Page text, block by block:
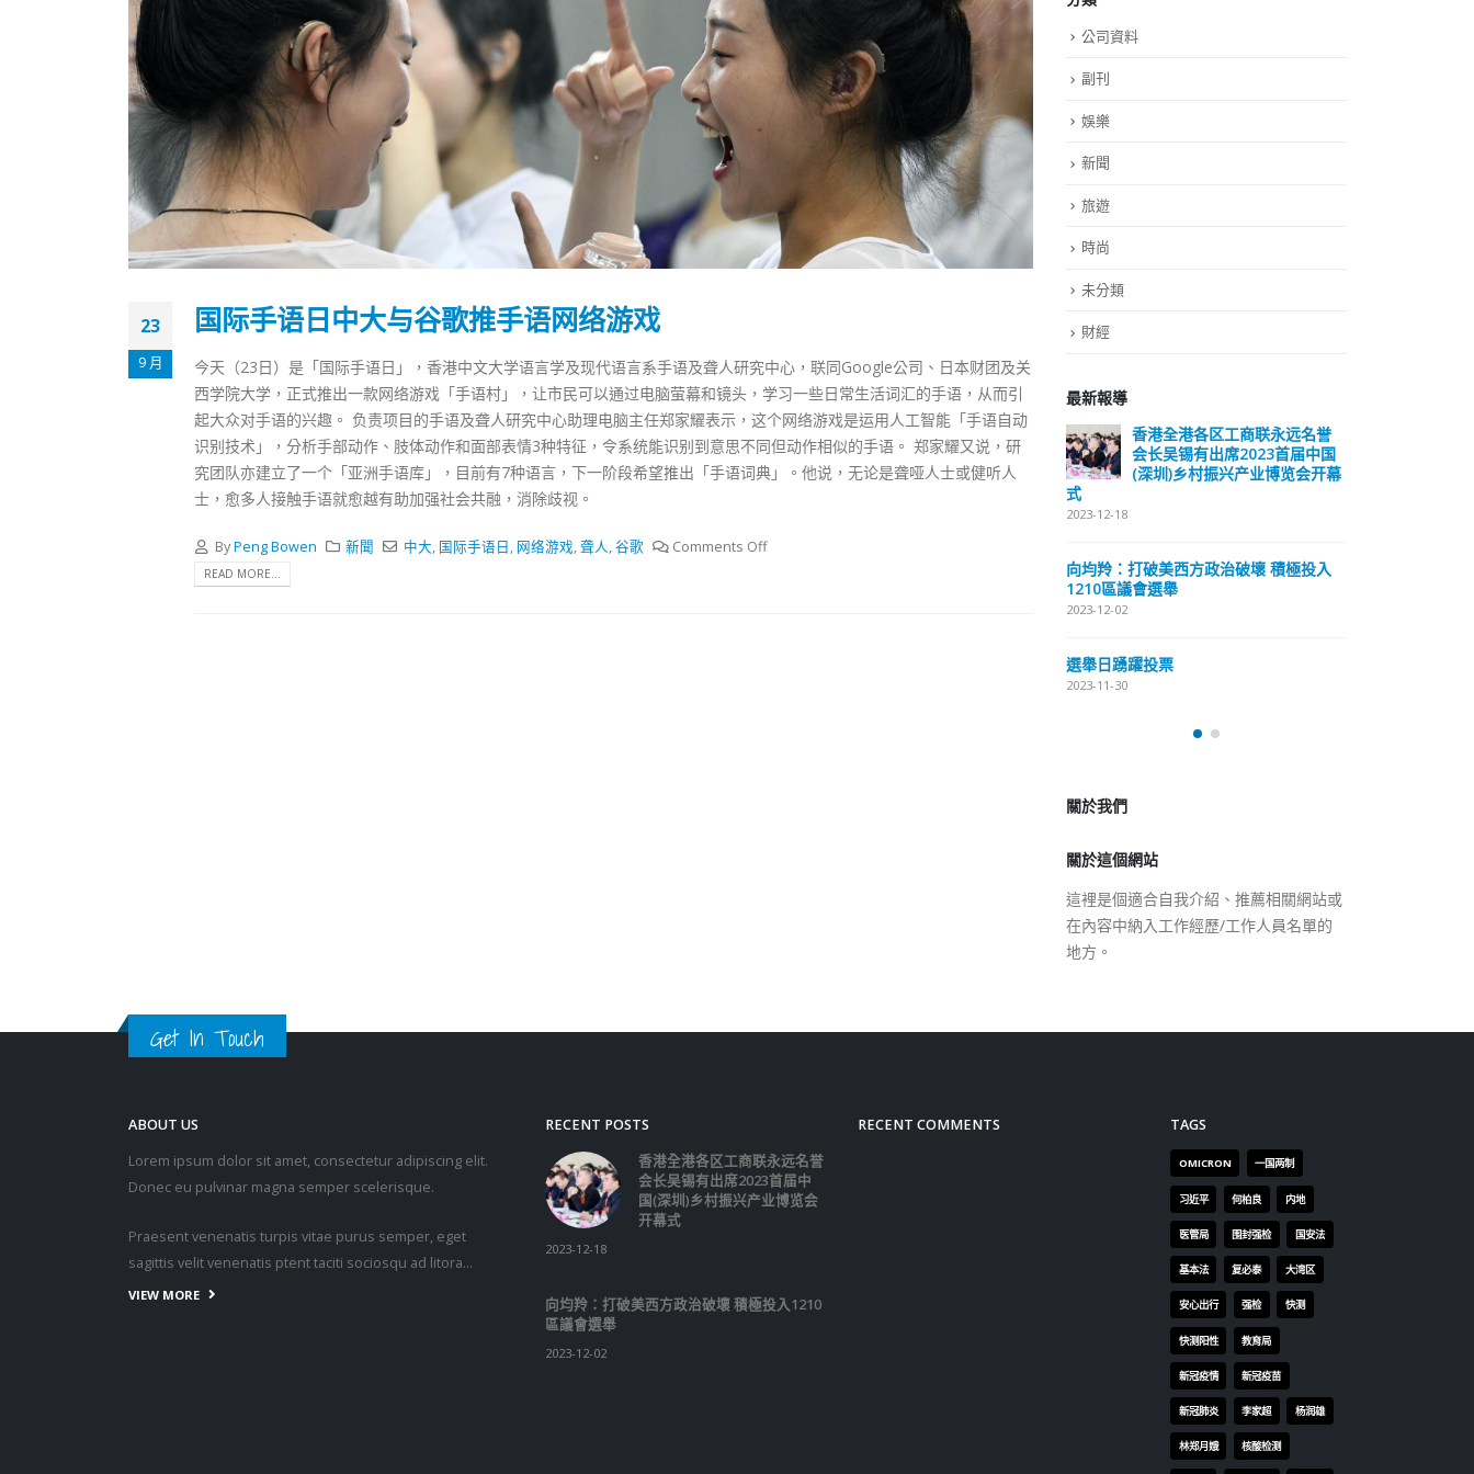
23
9 月
国际手语日中大与谷歌推手语网络游戏
今天（23日）是「国际手语日」，香港中文大学语言学及现代语言系手语及聋人研究中心，联同Google公司、日本财团及关
西学院大学，正式推出一款网络游戏「手语村」，让市民可以通过电脑萤幕和镜头，学习一些日常生活词汇的手语，从而引
起大众对手语的兴趣。 负责项目的手语及聋人研究中心助理电脑主任郑家耀表示，这个网络游戏是运用人工智能「手语自动
识别技术」，分析手部动作、肢体动作和面部表情3种特征，令系统能识别到意思不同但动作相似的手语。 郑家耀又说，研
究团队亦建立了一个「亚洲手语库」，目前有7种语言，下一阶段希望推出「手语词典」。他说，无论是聋哑人士或健听人
士，愈多人接触手语就愈越有助加强社会共融，消除歧视。
ByPeng Bowen 新聞 中大, 国际手语日, 网络游戏,聋人,谷歌 Comments Off
READ MORE...
公司資料
副刊
娛樂
新聞
旅遊
時尚
未分類
財經
最新報導
香港全港各区工商联永远名誉
会长吴锡有出席2023首届中国
(深圳)乡村振兴产业博览会开幕
式
選舉日踴躍投票 文: 朱家健
2023-11-30
香港全港各区工商联永远名誉
会长吴锡有出席2023首届中国
(深圳)乡村振兴产业博览会开幕
式
2023-12-18
向均羚：打破美西方政治破壞 積極投入
1210區議會選舉
2023-12-02
選舉日踴躍投票
2023-11-30
關於我們
關於這個網站
這裡是個適合自我介紹、推薦相關網站或
在內容中納入工作經歷/工作人員名單的
地方。
Get In Touch
ABOUT US
Lorem ipsum dolor sit amet, consectetur adipiscing elit.
Donec eu pulvinar magna semper scelerisque.
Praesent venenatis turpis vitae purus semper, eget
sagittis velit venenatis ptent taciti sociosqu ad litora…
VIEW MORE
RECENT POSTS
香港全港各区工商联永远名誉
会长吴锡有出席2023首届中
国(深圳)乡村振兴产业博览会
开幕式
2023-12-18
向均羚：打破美西方政治破壞 積極投入1210
區議會選舉
2023-12-02
RECENT COMMENTS TAGS
OMICRON 一国两制
习近平 何柏良 内地
医管局 围封强检 国安法
基本法 复必泰 大湾区
安心出行 强检 快测
快测阳性 教育局
新冠疫情 新冠疫苗
新冠肺炎 李家超 杨润雄
林郑月娥 核酸检测